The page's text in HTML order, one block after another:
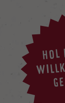
HOL